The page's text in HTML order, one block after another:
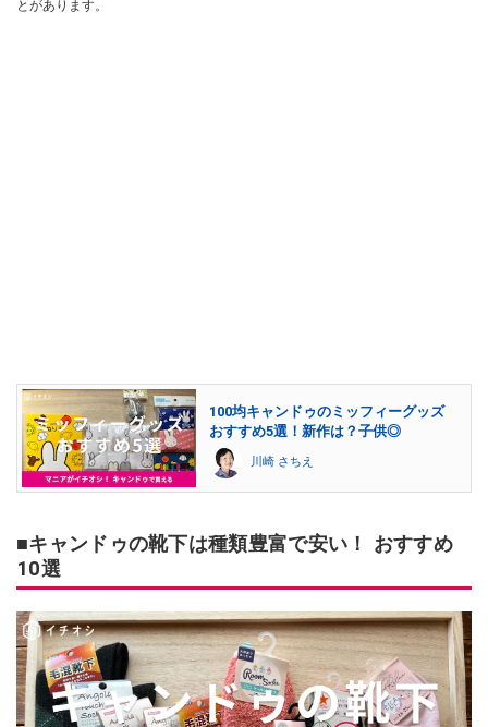
とがあります。
100均キャンドゥのミッフィーグッズ
おすすめ5選！新作は？子供◎
川崎 さちえ
■キャンドゥの靴下は種類豊富で安い！ おすすめ
10選